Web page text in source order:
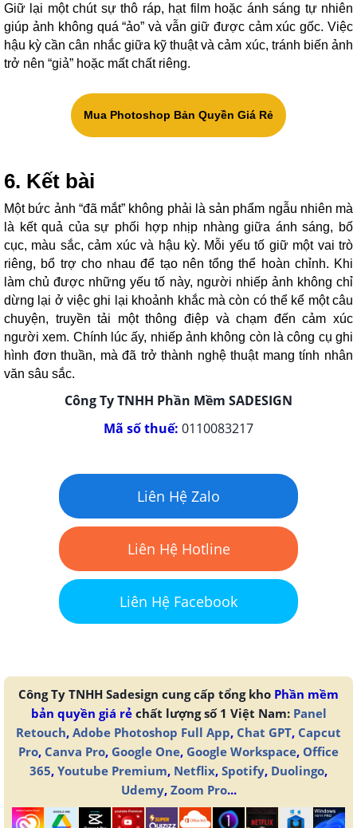
Giữ lại một chút sự thô ráp, hạt film hoặc ánh sáng tự nhiên
giúp ảnh không quá “ảo” và vẫn giữ được cảm xúc gốc. Việc
hậu kỳ cần cân nhắc giữa kỹ thuật và cảm xúc, tránh biến ảnh
trở nên “giả” hoặc mất chất riêng.
Mua Photoshop Bản Quyền Giá Rẻ
6. Kết bài
Một bức ảnh “đã mắt” không phải là sản phẩm ngẫu nhiên mà
là kết quả của sự phối hợp nhịp nhàng giữa ánh sáng, bố
cục, màu sắc, cảm xúc và hậu kỳ. Mỗi yếu tố giữ một vai trò
riêng, bổ trợ cho nhau để tạo nên tổng thể hoàn chỉnh. Khi
làm chủ được những yếu tố này, người nhiếp ảnh không chỉ
dừng lại ở việc ghi lại khoảnh khắc mà còn có thể kể một câu
chuyện, truyền tải một thông điệp và chạm đến cảm xúc
người xem. Chính lúc ấy, nhiếp ảnh không còn là công cụ ghi
hình đơn thuần, mà đã trở thành nghệ thuật mang tính nhân
văn sâu sắc.
Công Ty TNHH Phần Mềm SADESIGN
Mã số thuế: 0110083217
Liên Hệ Zalo
Liên Hệ Hotline
Liên Hệ Facebook
Công Ty TNHH Sadesign cung cấp tổng kho Phần mềm
bản quyền giá rẻchất lượng số 1 Việt Nam: Panel
Retouch, Adobe Photoshop Full App, Chat GPT, Capcut
Pro, Canva Pro, Google One, Google Workspace, Office
365, Youtube Premium, Netflix, Spotify, Duolingo,
Udemy, Zoom Pro...